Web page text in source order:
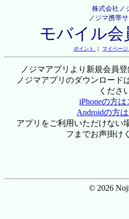
株式会社ノ
ノジマ携帯サ
モバイル会
ポイント ｜ マイページ
ノジマアプリより新規会員
ノジマアプリのダウンロード
くださ
iPhoneの方は
Androidの方
アプリをご利用いただけない
フまでお声掛け
© 2026